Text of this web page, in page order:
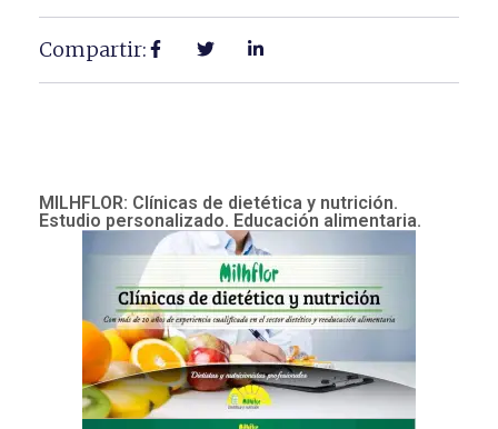
Compartir:
MILHFLOR: Clínicas de dietética y nutrición.
Estudio personalizado. Educación alimentaria.